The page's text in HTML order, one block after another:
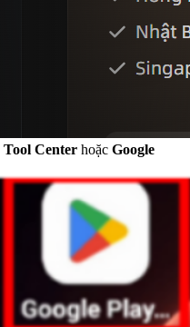
Tool Center hoặc Google